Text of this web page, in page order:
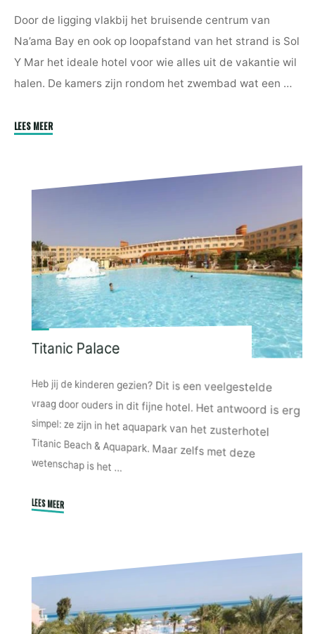
Door de ligging vlakbij het bruisende centrum van
Na’ama Bay en ook op loopafstand van het strand is Sol
Y Mar het ideale hotel voor wie alles uit de vakantie wil
halen. De kamers zijn rondom het zwembad wat een …
LEES MEER"Sol
Titanic Palace
Heb jij de kinderen gezien? Dit is een veelgestelde
vraag door ouders in dit fijne hotel. Het antwoord is erg
simpel: ze zijn in het aquapark van het zusterhotel
Titanic Beach & Aquapark. Maar zelfs met deze
wetenschap is het …
LEES MEER"Titanic